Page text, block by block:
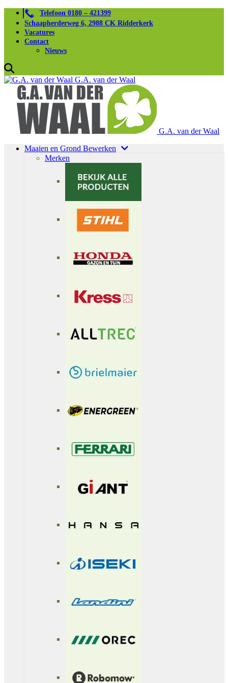
Telefoon 0180 – 421399
Schaapherderweg 6, 2988 CK Ridderkerk
Vacatures
Contact
Nieuws
G.A. van der Waal
G.A. van der Waal
Maaien en Grond Bewerken
Merken